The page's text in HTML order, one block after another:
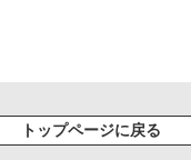
トップページに戻る